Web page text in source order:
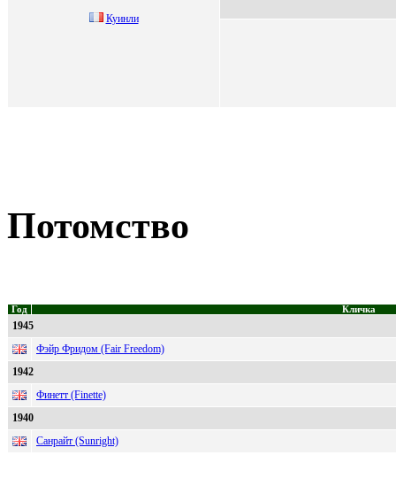
Куинли
Потомство
Год Кличка
1945
Фэйр Фридом (Fair Freedom)
1942
Финетт (Finette)
1940
Санрайт (Sunright)